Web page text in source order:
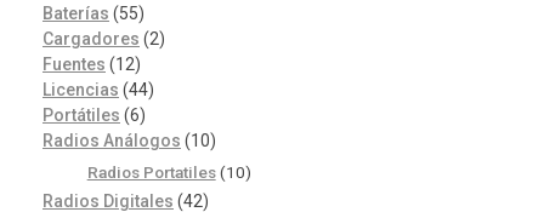
Baterías (55)
Cargadores (2)
Fuentes (12)
Licencias (44)
Portátiles (6)
Radios Análogos (10)
Radios Portatiles (10)
Radios Digitales (42)